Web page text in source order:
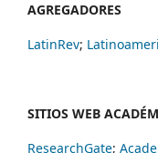
AGREGADORES
LatinRev;
SITIOS WEB
ResearchGate;